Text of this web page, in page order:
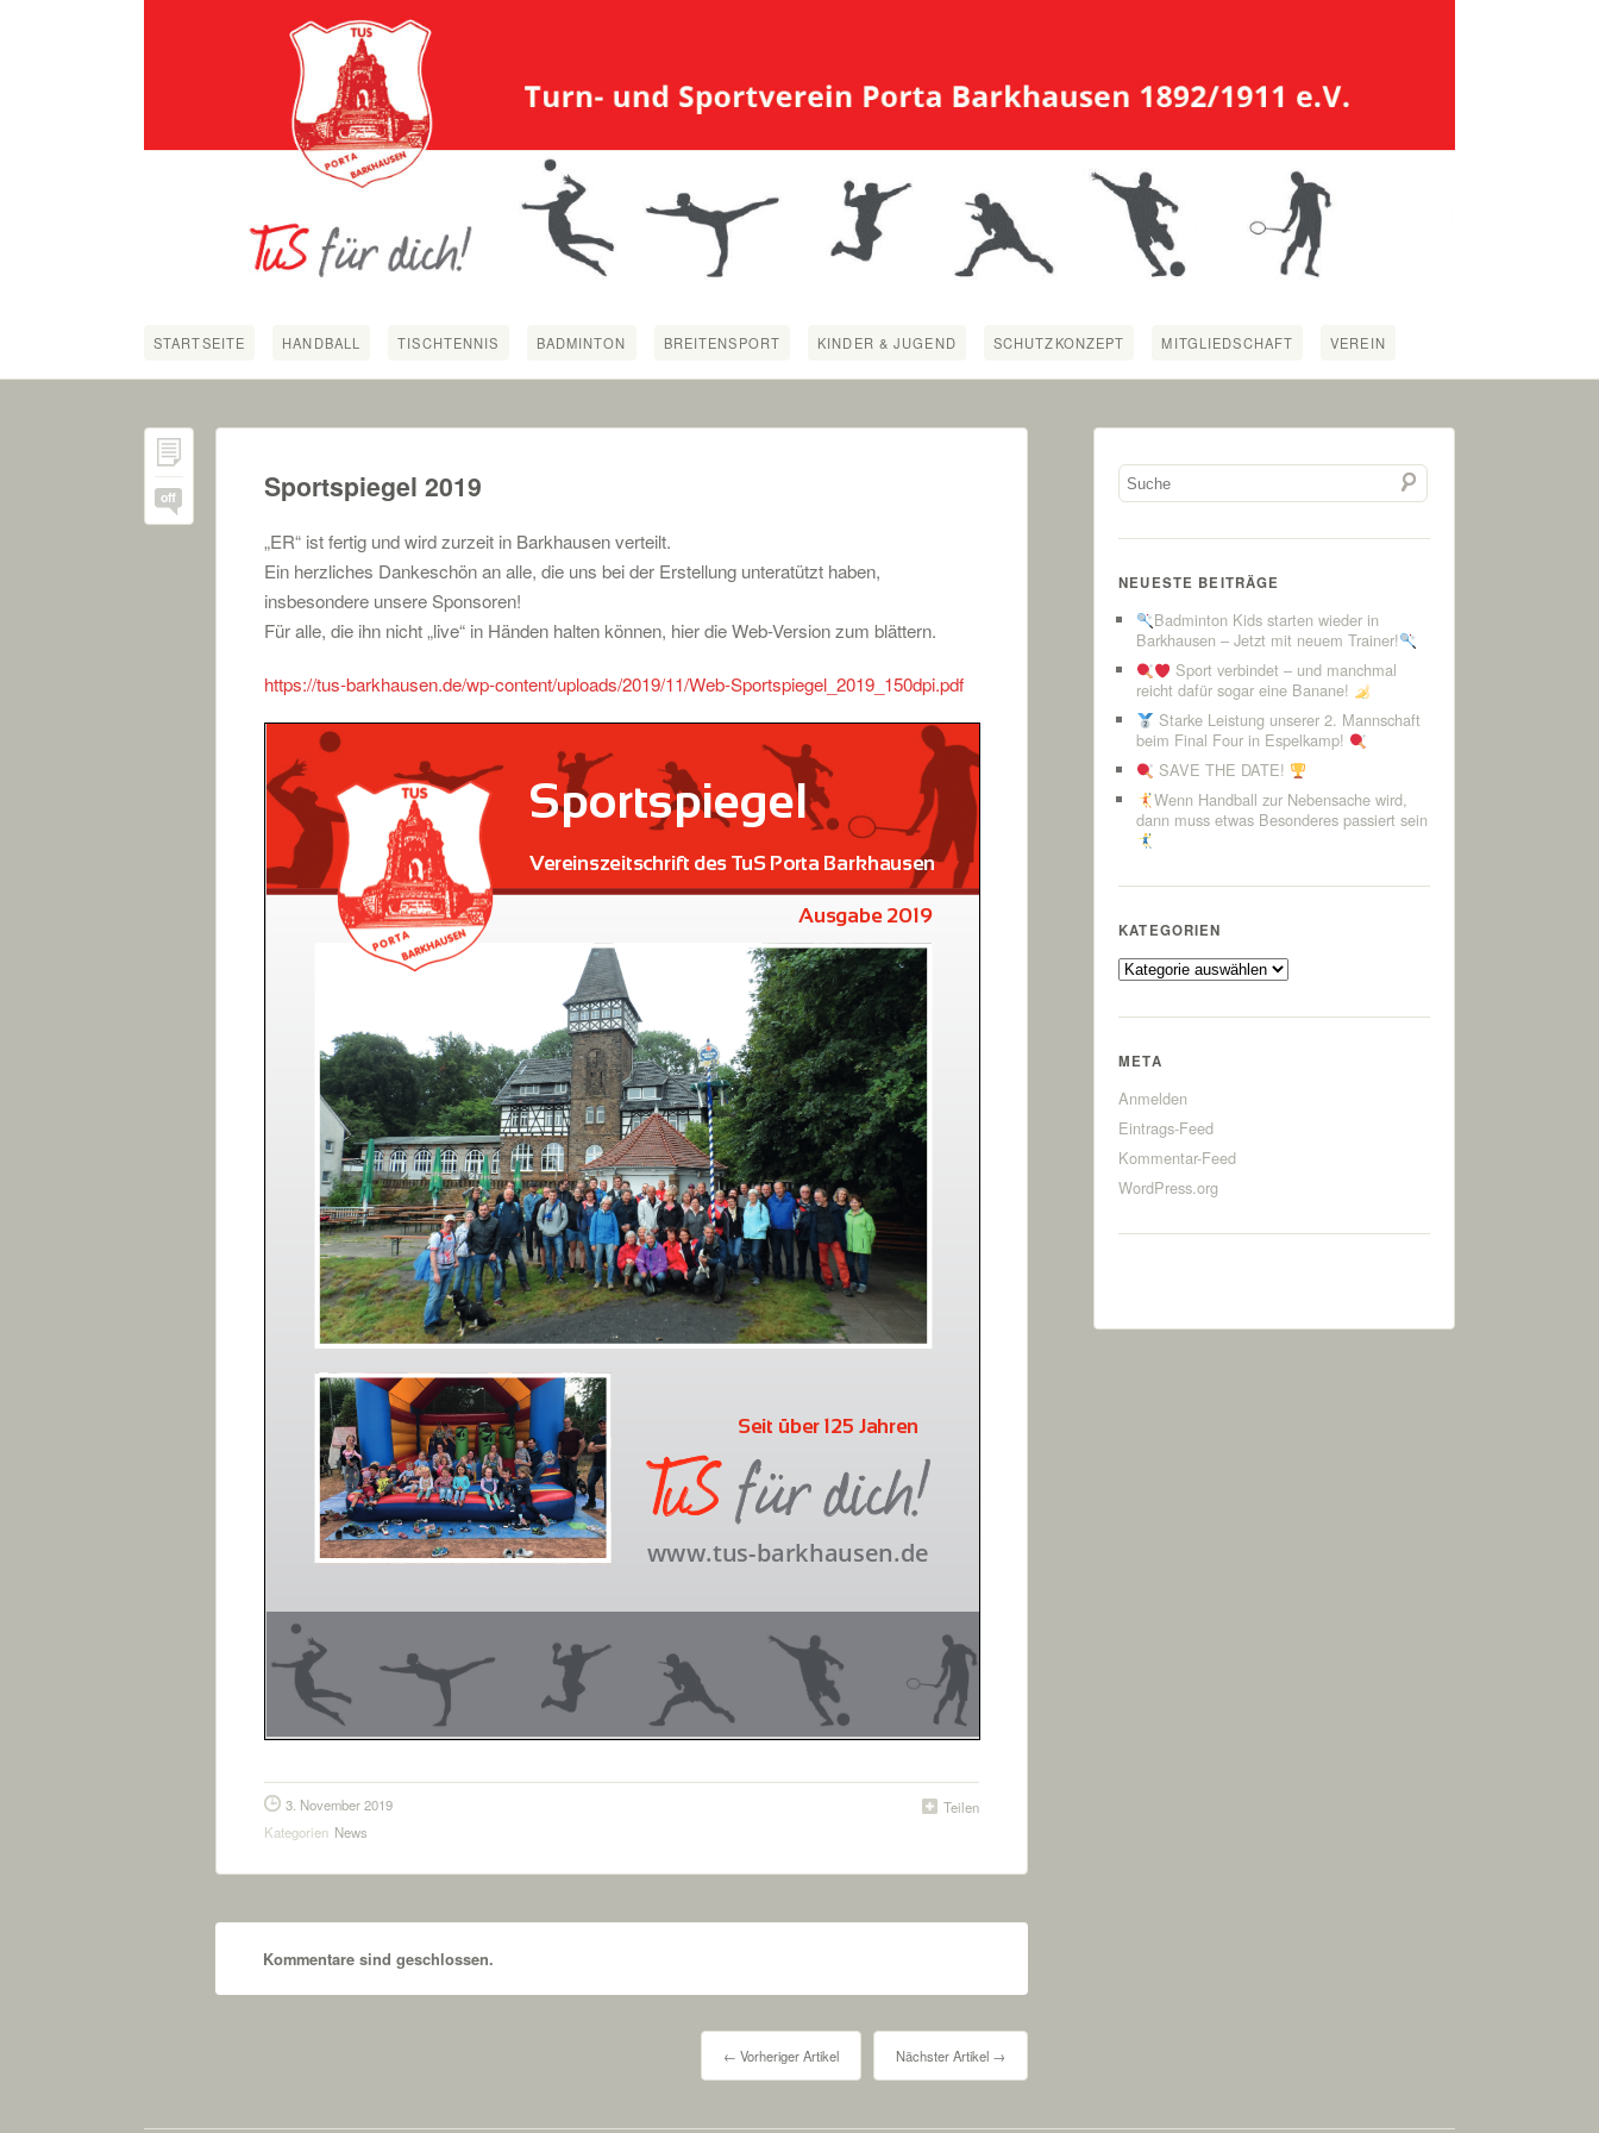
STARTSEITE HANDBALL TISCHTENNIS BADMINTON BREITENSPORT KINDER & JUGEND SCHUTZKONZEPT MITGLIEDSCHAFT VEREIN
off Sportspiegel 2019
„ER“ ist fertig und wird zurzeit in Barkhausen verteilt.
Ein herzliches Dankeschön an alle, die uns bei der Erstellung unteratützt haben,
insbesondere unsere Sponsoren!
Für alle, die ihn nicht „live“ in Händen halten können, hier die Web-Version zum blättern.
https://tus-barkhausen.de/wp-content/uploads/2019/11/Web-Sportspiegel_2019_150dpi.pdf
Teilen
3. November 2019
Kategorien News
Kommentare sind geschlossen.
Nächster Artikel →
← Vorheriger Artikel
NEUESTE BEITRÄGE
Badminton Kids starten wieder in
Barkhausen – Jetzt mit neuem Trainer!
Sport verbindet – und manchmal
reicht dafür sogar eine Banane!
Starke Leistung unserer 2. Mannschaft
beim Final Four in Espelkamp!
SAVE THE DATE!
Wenn Handball zur Nebensache wird,
dann muss etwas Besonderes passiert sein
KATEGORIEN
Kategorien
META
Anmelden
Eintrags-Feed
Kommentar-Feed
WordPress.org